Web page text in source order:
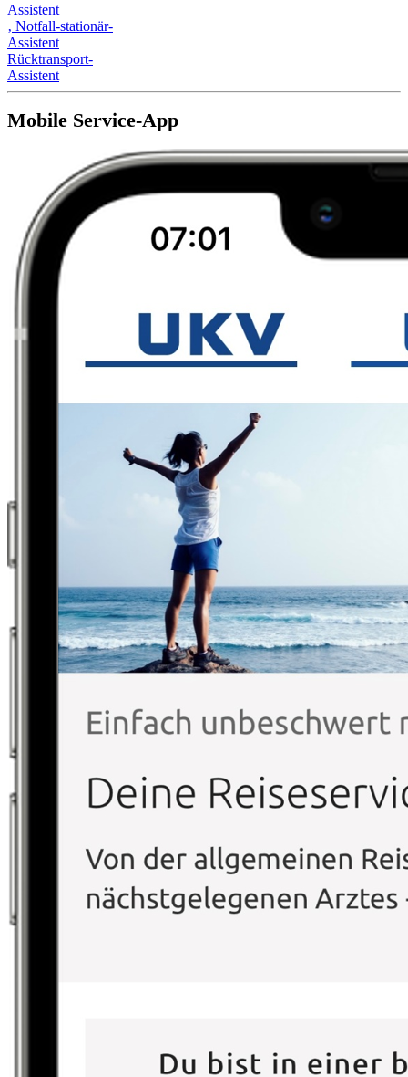
Assistent
‚ Notfall-stationär-
Assistent
Rücktransport-
Assistent
Mobile Service-App